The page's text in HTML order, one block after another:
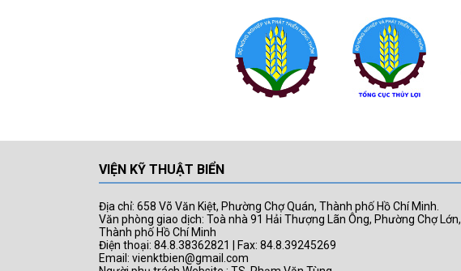
VIỆN KỸ THUẬT BIỂN
Địa chỉ: 658 Võ Văn Kiệt, Phường Chợ Quán, Thành phố Hồ Chí Minh.
Văn phòng giao dịch: Toà nhà 91 Hải Thượng Lãn Ông, Phường Chợ Lớn,
Thành phố Hồ Chí Minh
Điện thoại: 84.8.38362821 | Fax: 84.8.39245269
Email: vienktbien@gmail.com